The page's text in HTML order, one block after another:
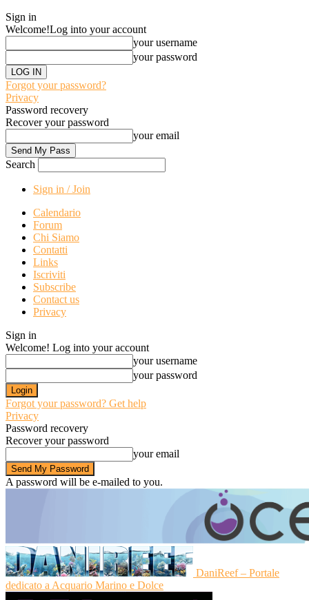
Sign in
Welcome!Log into your account
your username
your password
Forgot your password?
Privacy
Password recovery
Recover your password
your email
Search
Sign in / Join
Calendario
Forum
Chi Siamo
Contatti
Links
Iscriviti
Subscribe
Contact us
Privacy
Sign in
Welcome! Log into your account
your username
your password
Forgot your password? Get help
Privacy
Password recovery
Recover your password
your email
A password will be e-mailed to you.
DaniReef – Portale
dedicato a Acquario Marino e Dolce